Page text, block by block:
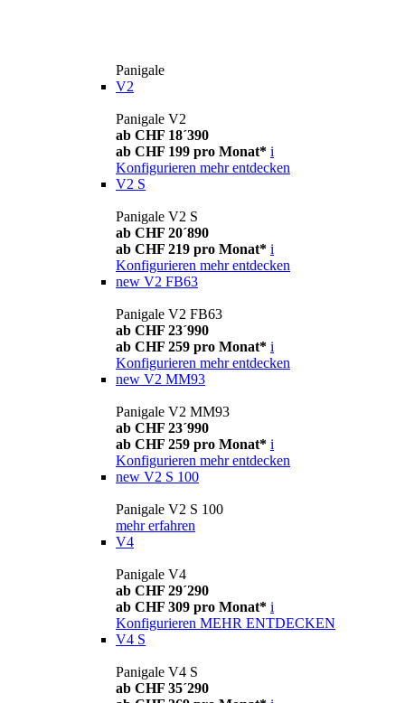
Panigale
V2
Panigale V2
ab CHF 18´390
ab CHF 199 pro Monat* i
Konfigurieren mehr entdecken
V2 S
Panigale V2 S
ab CHF 20´890
ab CHF 219 pro Monat* i
Konfigurieren mehr entdecken
new V2 FB63
Panigale V2 FB63
ab CHF 23´990
ab CHF 259 pro Monat* i
Konfigurieren mehr entdecken
new V2 MM93
Panigale V2 MM93
ab CHF 23´990
ab CHF 259 pro Monat* i
Konfigurieren mehr entdecken
new V2 S 100
Panigale V2 S 100
mehr erfahren
V4
Panigale V4
ab CHF 29´290
ab CHF 309 pro Monat* i
Konfigurieren MEHR ENTDECKEN
V4 S
Panigale V4 S
ab CHF 35´290